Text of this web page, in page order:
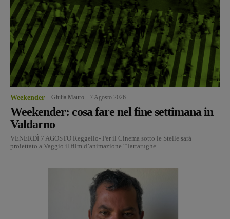
Weekender Giulia Mauro 7 Agosto 2026
Weekender: cosa fare nel fine settimana in
Valdarno
VENERDÌ 7 AGOSTO Reggello- Per il Cinema sotto le Stelle sarà
proiettato a Vaggio il film d’animazione “Tartarughe...